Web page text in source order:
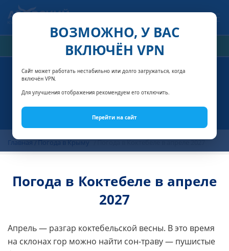
ВОЗМОЖНО, У ВАС
ВКЛЮЧЁН VPN
Сайт может работать нестабильно или долго загружаться, когда
включён VPN.
Для улучшения отображения рекомендуем его отключить.
Перейти на сайт
РАСЧЁТ СТОИМОСТИ
Главная Погода в Крыму
Погода в Коктебеле в апреле
2027
Апрель — разгар коктебельской весны. В это время
на склонах гор можно найти сон-траву — пушистые